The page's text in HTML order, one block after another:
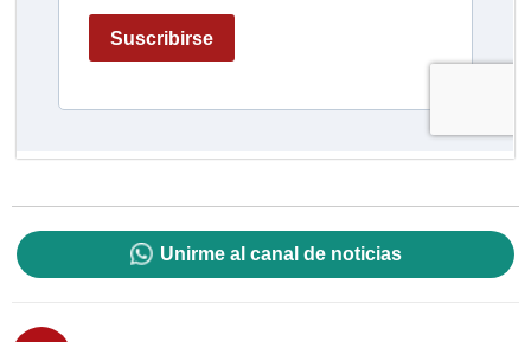
Unirme al canal de noticias